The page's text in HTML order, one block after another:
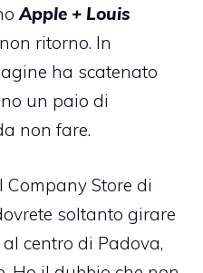
Apple + Louis
ritorno. In
ha scatenato
un paio di
non fare.
Company Store di
soltanto girare
centro di Padova,